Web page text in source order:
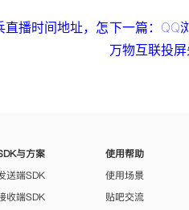
直播时间地址，怎下一篇：QQ
万物互联投
与方案
送端SDK
收端SDK
使用帮助
使用场景
贴吧交流